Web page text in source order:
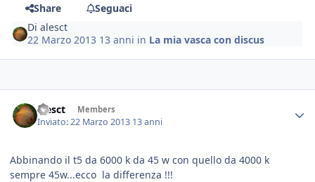
Share
Seguaci
Dialesct
22 Marzo 2013 13 anni in La mia vasca con discus
alesct Members
Inviato:22 Marzo 2013 13 anni
Abbinando il t5 da 6000 k da 45 w con quello da 4000 k
sempre 45w...ecco la differenza !!!